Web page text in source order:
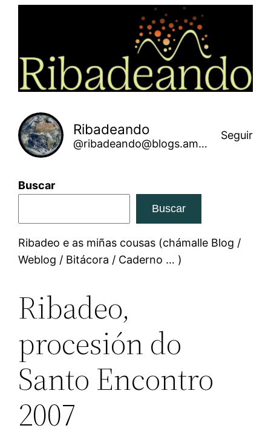
Ribadeando
@ribadeando@blogs.amarinha.gal
Seguir
Buscar
Buscar
Ribadeo e as miñas cousas (chámalle Blog /
Weblog / Bitácora / Caderno … )
Ribadeo,
procesión do
Santo Encontro
2007